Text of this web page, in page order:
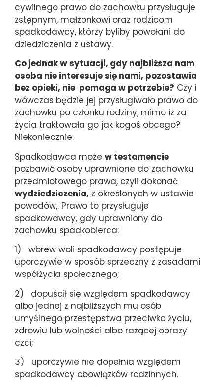
cywilnego prawo do zachowku przysługuje
zstępnym, małżonkowi oraz rodzicom
spadkodawcy, którzy byliby powołani do
dziedziczenia z ustawy.
Co jednak w sytuacji, gdy najbliższa nam
osoba nie interesuje się nami, pozostawia
bez opieki, nie pomaga w potrzebie? Czy i
wówczas będzie jej przysługiwało prawo do
zachowku po członku rodziny, mimo iż za
życia traktowała go jak kogoś obcego?
Niekoniecznie.
Spadkodawca może w testamencie
pozbawić osoby uprawnione do zachowku
przedmiotowego prawa, czyli dokonać
wydziedziczenia, z określonych w ustawie
powodów,. Prawo to przysługuje
spadkowawcy, gdy uprawniony do
zachowku spadkobierca:
1) wbrew woli spadkodawcy postępuje
uporczywie w sposób sprzeczny z zasadami
współżycia społecznego;
2) dopuścił się względem spadkodawcy
albo jednej z najbliższych mu osób
umyślnego przestępstwa przeciwko życiu,
zdrowiu lub wolności albo rażącej obrazy
czci;
3) uporczywie nie dopełnia względem
spadkodawcy obowiązków rodzinnych.